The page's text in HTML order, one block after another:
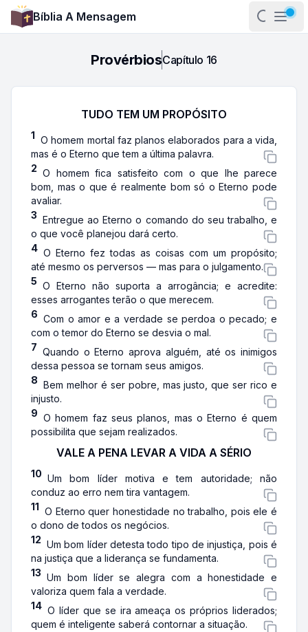
Bíblia A Mensagem
Abrir
ProvérbiosCapítulo 16
TUDO TEM UM PROPÓSITO
1 O homem mortal faz planos elaborados para a vida,
mas é o Eterno que tem a última palavra.
2 O homem fica satisfeito com o que lhe parece
bom, mas o que é realmente bom só o Eterno pode
avaliar.
3 Entregue ao Eterno o comando do seu trabalho, e
o que você planejou dará certo.
4 O Eterno fez todas as coisas com um propósito;
até mesmo os perversos — mas para o julgamento.
5 O Eterno não suporta a arrogância; e acredite:
esses arrogantes terão o que merecem.
6 Com o amor e a verdade se perdoa o pecado; e
com o temor do Eterno se desvia o mal.
7 Quando o Eterno aprova alguém, até os inimigos
dessa pessoa se tornam seus amigos.
8 Bem melhor é ser pobre, mas justo, que ser rico e
injusto.
9 O homem faz seus planos, mas o Eterno é quem
possibilita que sejam realizados.
VALE A PENA LEVAR A VIDA A SÉRIO
10 Um bom líder motiva e tem autoridade; não
conduz ao erro nem tira vantagem.
11 O Eterno quer honestidade no trabalho, pois ele é
o dono de todos os negócios.
12 Um bom líder detesta todo tipo de injustiça, pois é
na justiça que a liderança se fundamenta.
13 Um bom líder se alegra com a honestidade e
valoriza quem fala a verdade.
14 O líder que se ira ameaça os próprios liderados;
quem é inteligente saberá contornar a situação.